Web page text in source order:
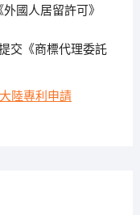
國人居留許可》
交《商標代理委託
大陸專利申請